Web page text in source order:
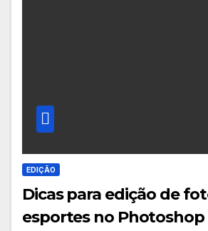
EDIÇÃO
Dicas para edição de
esportes no Photoshop